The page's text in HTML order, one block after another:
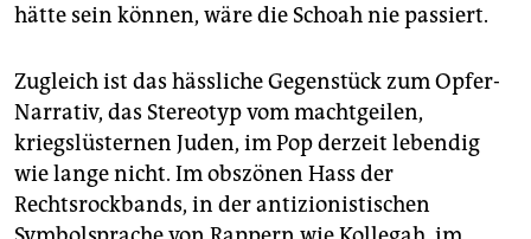
hätte sein können, wäre die Schoah nie passiert.
Zugleich ist das hässliche Gegenstück zum Opfer-
Narrativ, das Stereotyp vom machtgeilen,
kriegslüsternen Juden, im Pop derzeit lebendig
wie lange nicht. Im obszönen Hass der
Rechtsrockbands, in der antizionistischen